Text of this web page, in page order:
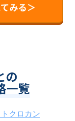
みる＞
の
一覧
クロカン